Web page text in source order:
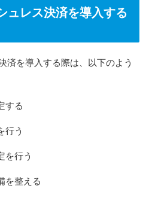
ュレス決済を導入する
済を導入する際は、以下のよう
する
行う
を行う
を整える